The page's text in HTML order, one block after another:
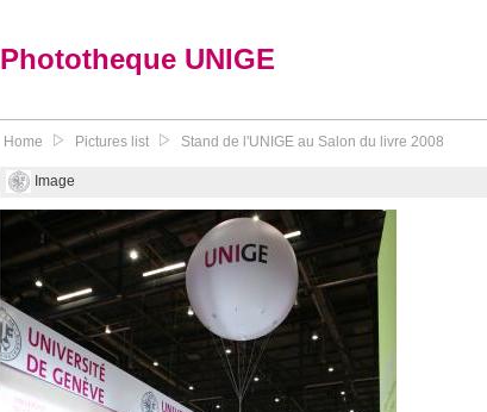
Phototheque UNIGE
Home Pictures list Stand de l'UNIGE au Salon du livre 2008
Image